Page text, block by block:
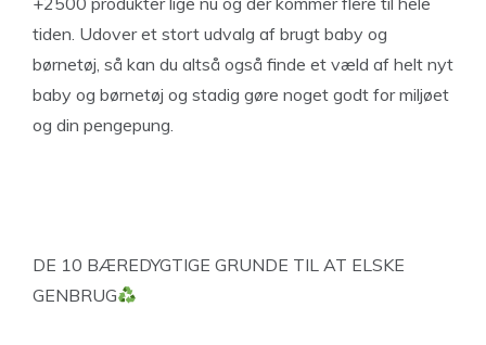
tiden. Udover et stort udvalg af brugt baby og
børnetøj, så kan du altså også finde et væld af helt nyt
baby og børnetøj og stadig gøre noget godt for miljøet
og din pengepung.
DE 10 BÆREDYGTIGE GRUNDE TIL AT ELSKE
GENBRUG